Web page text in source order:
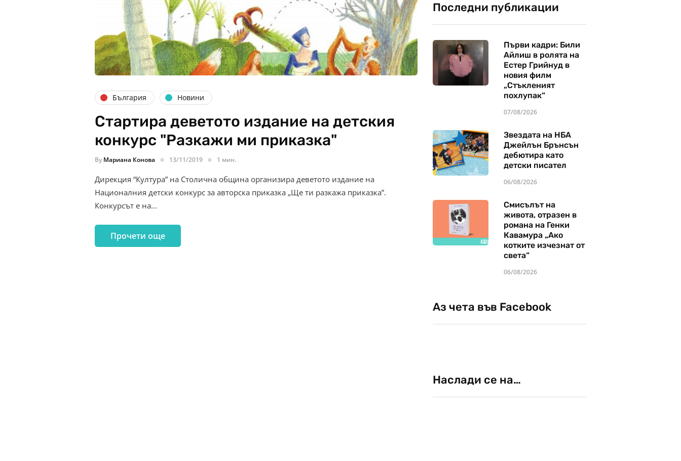
България Новини
Стартира деветото издание на детския
конкурс "Разкажи ми приказка"
By Мариана Конова 13/11/2019 1 мин.
Дирекция “Култура” на Столична община организира деветото издание на
Националния детски конкурс за авторска приказка „Ще ти разкажа приказка”.
Конкурсът е на…
Прочети още
Последни публикации
Първи кадри: Били
Айлиш в ролята на
Естер Грийнуд в
новия филм
„Стъкленият
похлупак“
07/08/2026
Звездата на НБА
Джейлън Брънсън
дебютира като
детски писател
06/08/2026
Смисълът на
живота, отразен в
романа на Генки
Кавамура „Ако
котките изчезнат от
света“
06/08/2026
Аз чета във Facebook
Наслади се на…